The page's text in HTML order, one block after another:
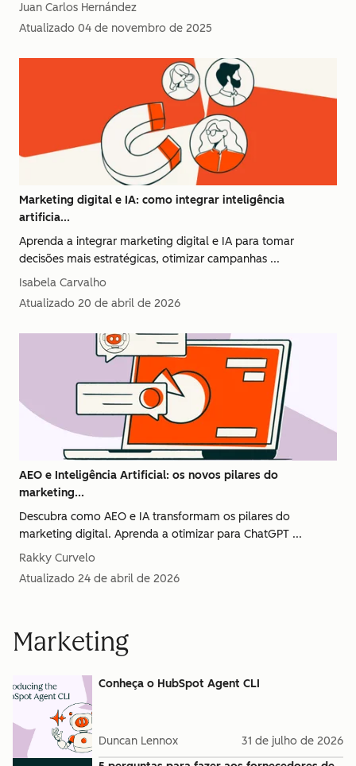
Juan Carlos Hernández
Atualizado 04 de novembro de 2025
Marketing digital e IA: como integrar inteligência
artificia...
Aprenda a integrar marketing digital e IA para tomar
decisões mais estratégicas, otimizar campanhas ...
Isabela Carvalho
Atualizado 20 de abril de 2026
AEO e Inteligência Artificial: os novos pilares do
marketing...
Descubra como AEO e IA transformam os pilares do
marketing digital. Aprenda a otimizar para ChatGPT ...
Rakky Curvelo
Atualizado 24 de abril de 2026
Marketing
Conheça o HubSpot Agent CLI
Duncan Lennox
31 de julho de 2026